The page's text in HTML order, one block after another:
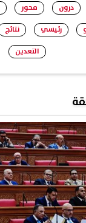
درون محور
رئيسي نتائج
التعدين